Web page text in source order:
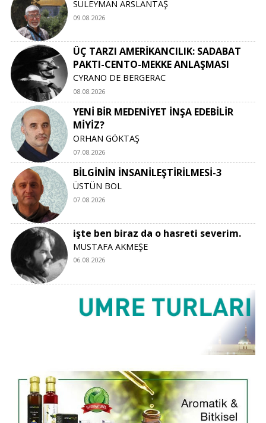
SÜLEYMAN ARSLANTAŞ
09.08.2026
ÜÇ TARZI AMERİKANCILIK: SADABAT
PAKTI-CENTO-MEKKE ANLAŞMASI
CYRANO DE BERGERAC
08.08.2026
YENİ BİR MEDENİYET İNŞA EDEBİLİR
MİYİZ?
ORHAN GÖKTAŞ
07.08.2026
BİLGİNİN İNSANİLEŞTİRİLMESİ-3
ÜSTÜN BOL
07.08.2026
işte ben biraz da o hasreti severim.
MUSTAFA AKMEŞE
06.08.2026